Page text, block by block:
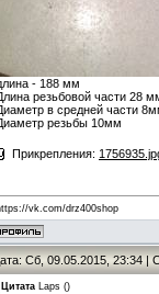
- 188 мм
резьбовой части 28
в средней части
резьбы 10мм
Прикрепления:
vk.com/drz400shop
Сб, 09.05.2015, 23:34 |
Цитата Laps ()